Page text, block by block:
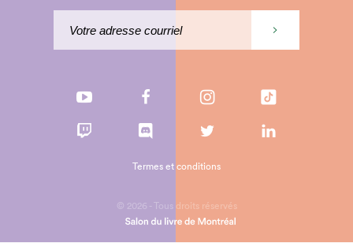
© 2026 - Tous droits réservés
Termes et conditions